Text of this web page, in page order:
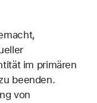
im primären
beenden.
von